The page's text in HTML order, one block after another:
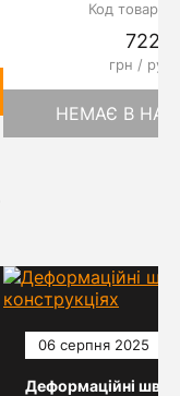
Код товару:
7220
грн /
НЕМАЄ В
06 серпня 2025
Деформаційні шви